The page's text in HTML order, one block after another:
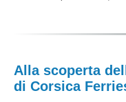
Alla scoperta
di Corsica